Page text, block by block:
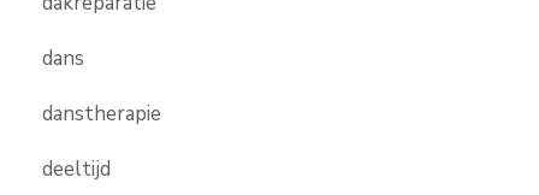
dans
danstherapie
deeltijd